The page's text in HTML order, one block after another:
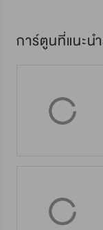
การ์ตูนที่แนะ